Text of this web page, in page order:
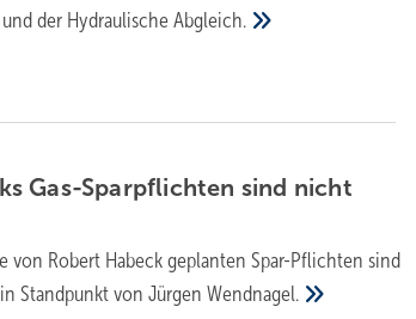
der HydraulischeAbgleich.
Gas-Sparpflichten sind nicht
von Robert Habeck geplanten Spar-Pflichten sind
Standpunkt von JürgenWendnagel.